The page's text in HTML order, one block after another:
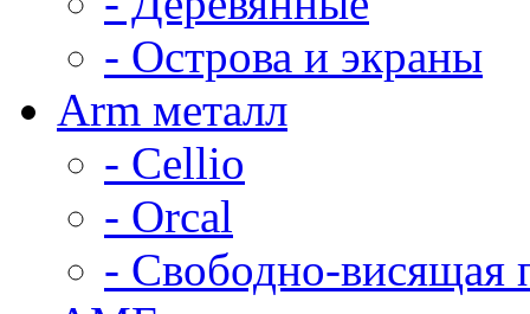
- Острова и экраны
Arm металл
- Cellio
- Orcal
- Свободно-висящая